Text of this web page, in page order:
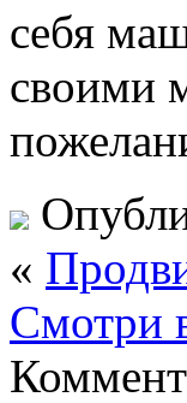
себя
своими
«
Смотри